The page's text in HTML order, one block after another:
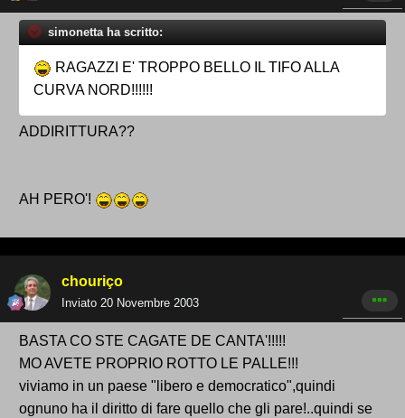
simonetta ha scritto:
RAGAZZI E' TROPPO BELLO IL TIFO ALLA
CURVA NORD!!!!!!
ADDIRITTURA??
AH PERO'!
chouriço
Inviato 20 Novembre 2003
BASTA CO STE CAGATE DE CANTA'!!!!!
MO AVETE PROPRIO ROTTO LE PALLE!!!
viviamo in un paese "libero e democratico",quindi
ognuno ha il diritto di fare quello che gli pare!..quindi se